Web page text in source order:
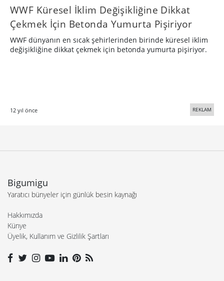
WWF Küresel İklim Değişikliğine Dikkat
Çekmek İçin Betonda Yumurta Pişiriyor
WWF dünyanın en sıcak şehirlerinden birinde küresel iklim
değişikliğine dikkat çekmek için betonda yumurta pişiriyor.
12 yıl önce REKLAM
Bigumigu
Yaratıcı bünyeler için günlük besin kaynağı
Hakkımızda
Künye
Üyelik, Kullanım ve Gizlilik Şartları